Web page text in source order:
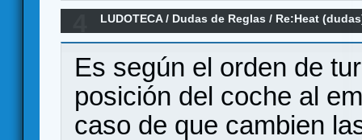
LUDOTECA/ Dudas de Reglas / Re:Heat
Es según el orden de
posición del coche al
caso de que cambien